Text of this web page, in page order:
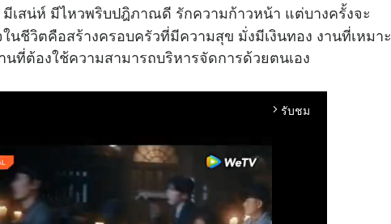
สน่ห์ มีไหวพริบปฎิภาณดี รักความก้าวหน้า แต่บางครั้งจะ
นชีวิตคือสร้างครอบครัวที่มีความสุข มั่งมีเงินทอง งานที่เหมาะ
ที่ต้องใช้ความสามารถบริหารจัดการด้วยตนเอง
arrow_forward_ios รับชม